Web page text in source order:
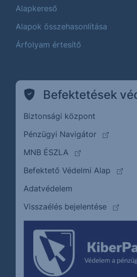
Alapkereső
Alapok összehasonlítása
Árfolyam értesítő
Befektetések
Biztonsági központ
Pénzügyi Navigátor
(külső
MNB ÉSZLA
(külső oldalra
Befektető Védelmi Alap
Adatvédelem
Visszaélés bejelentése
(külső